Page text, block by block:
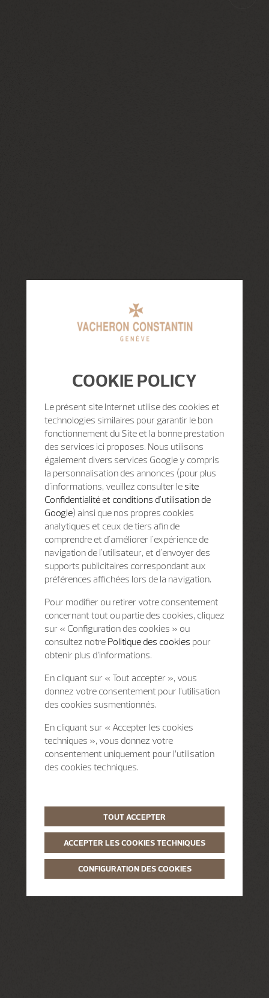
COOKIE POLICY
Le présent site Internet utilise des cookies et
technologies similaires pour garantir le bon
fonctionnement du Site et la bonne prestation
des services ici proposes. Nous utilisons
également divers services Google y compris
la personnalisation des annonces (pour plus
d'informations, veuillez consulter le site
Confidentialité et conditions d'utilisation de
Google) ainsi que nos propres cookies
analytiques et ceux de tiers afin de
comprendre et d'améliorer l'expérience de
navigation de l'utilisateur, et d'envoyer des
supports publicitaires correspondant aux
préférences affichées lors de la navigation.
Pour modifier ou retirer votre consentement
concernant tout ou partie des cookies, cliquez
sur « Configuration des cookies » ou
consultez notre Politique des cookies pour
obtenir plus d’informations.
En cliquant sur « Tout accepter », vous
donnez votre consentement pour l’utilisation
des cookies susmentionnés.
En cliquant sur « Accepter les cookies
techniques », vous donnez votre
consentement uniquement pour l’utilisation
des cookies techniques.
TOUT ACCEPTER
ACCEPTER LES COOKIES TECHNIQUES
CONFIGURATION DES COOKIES